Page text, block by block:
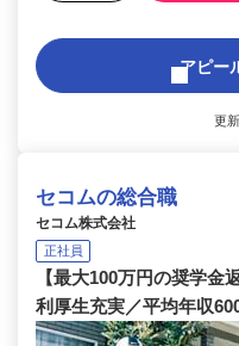
アピー
更
セコムの総合職
セコム株式会社
正社員
【最大100万円の奨学金
利厚生充実／平均年収